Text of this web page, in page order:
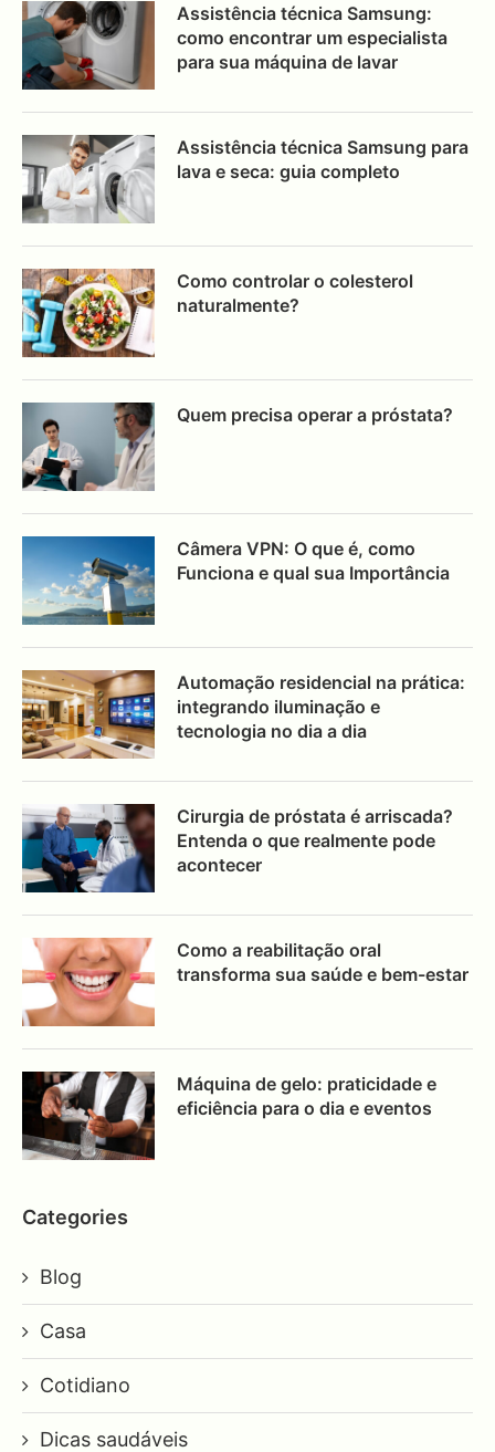
Assistência técnica Samsung:
como encontrar um especialista
para sua máquina de lavar
Assistência técnica Samsung para
lava e seca: guia completo
Como controlar o colesterol
naturalmente?
Quem precisa operar a próstata?
Câmera VPN: O que é, como
Funciona e qual sua Importância
Automação residencial na prática:
integrando iluminação e
tecnologia no dia a dia
Cirurgia de próstata é arriscada?
Entenda o que realmente pode
acontecer
Como a reabilitação oral
transforma sua saúde e bem-estar
Máquina de gelo: praticidade e
eficiência para o dia e eventos
Categories
Blog
Casa
Cotidiano
Dicas saudáveis